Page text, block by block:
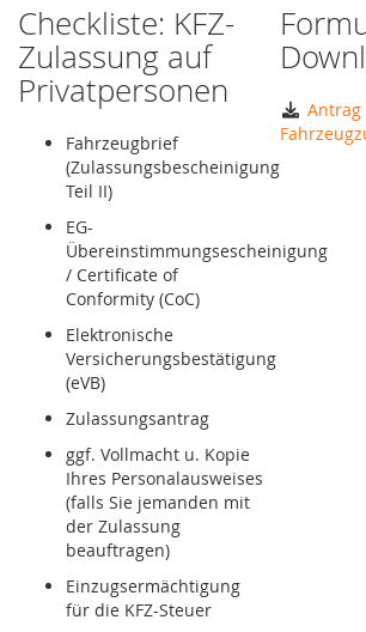
Checkliste: KFZ-
Zulassung auf
Privatpersonen
Fahrzeugbrief
(Zulassungsbescheinigung
Teil II)
EG-
Übereinstimmungsescheinigung
/ Certificate of
Conformity (CoC)
Elektronische
Versicherungsbestätigung
(eVB)
Zulassungsantrag
ggf. Vollmacht u. Kopie
Ihres Personalausweises
(falls Sie jemanden mit
der Zulassung
beauftragen)
Einzugsermächtigung
für die KFZ-Steuer
Antrag